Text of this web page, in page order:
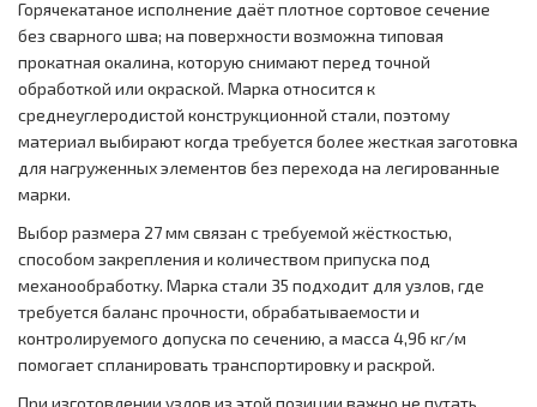
Горячекатаное исполнение даёт плотное сортовое сечение
без сварного шва; на поверхности возможна типовая
прокатная окалина, которую снимают перед точной
обработкой или окраской. Марка относится к
среднеуглеродистой конструкционной стали, поэтому
материал выбирают когда требуется более жесткая заготовка
для нагруженных элементов без перехода на легированные
марки.
Выбор размера 27 мм связан с требуемой жёсткостью,
способом закрепления и количеством припуска под
механообработку. Марка стали 35 подходит для узлов, где
требуется баланс прочности, обрабатываемости и
контролируемого допуска по сечению, а масса 4,96 кг/м
помогает спланировать транспортировку и раскрой.